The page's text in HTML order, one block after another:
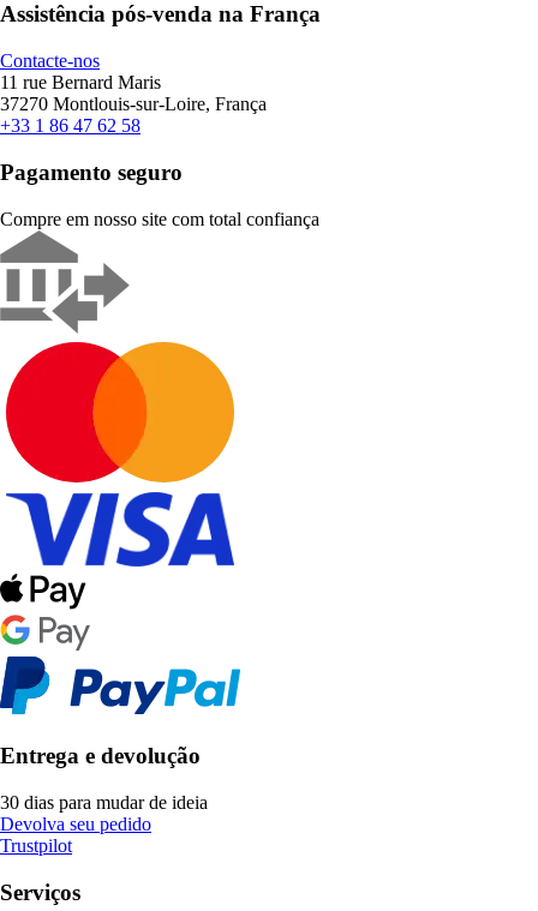
Assistência pós-venda na França
Contacte-nos
11 rue Bernard Maris
37270 Montlouis-sur-Loire, França
+33 1 86 47 62 58
Pagamento seguro
Compre em nosso site com total confiança
Entrega e devolução
30 dias para mudar de ideia
Devolva seu pedido
Trustpilot
Serviços